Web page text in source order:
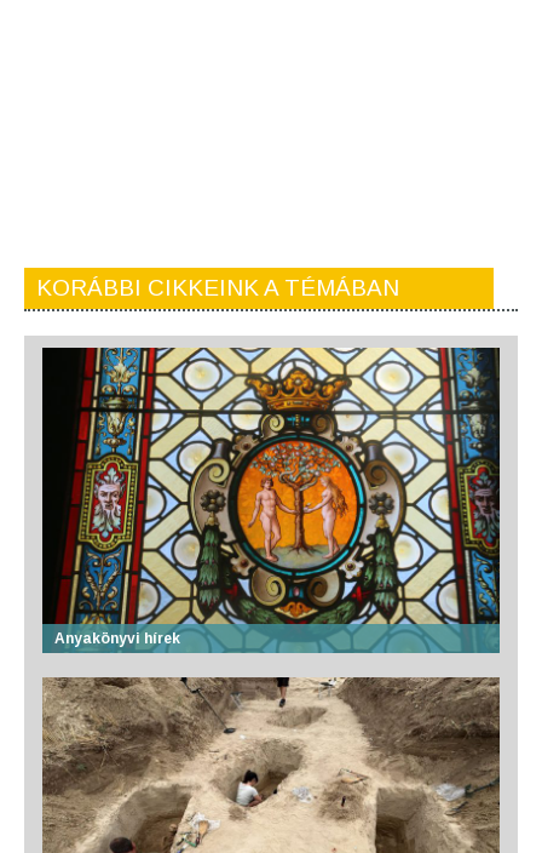
KORÁBBI CIKKEINK A TÉMÁBAN
Anyakönyvi hírek